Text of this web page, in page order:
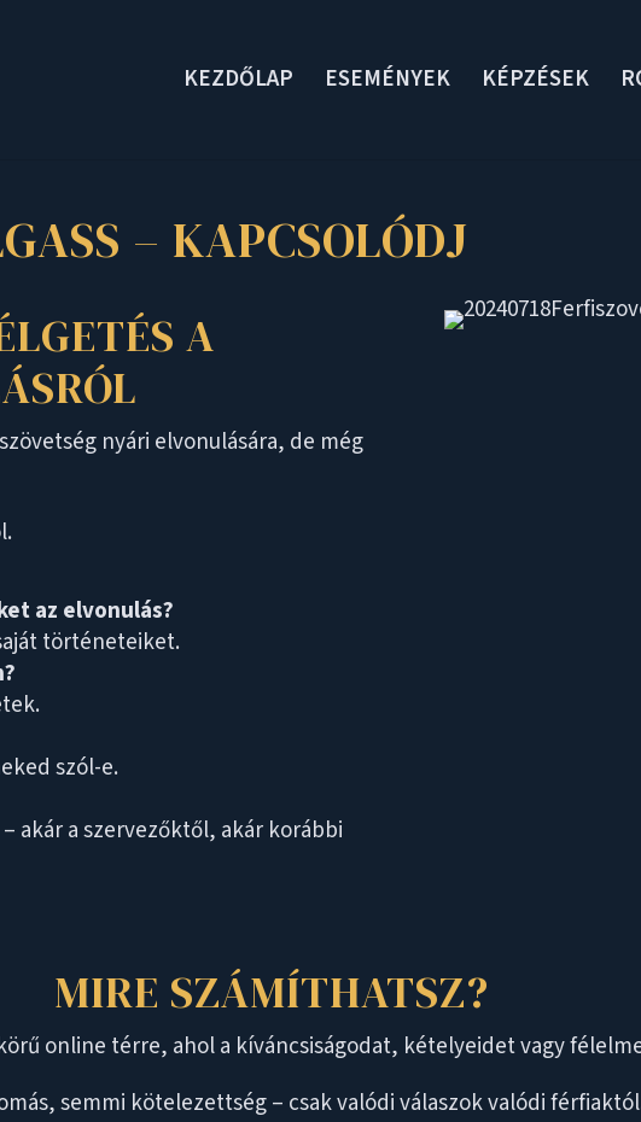
KEZDŐLAP ESEMÉNYEK KÉPZÉSEK
– KAPCSOLÓDJ
A
nyári elvonulására, de még
az elvonulás?
történeteiket.
szól-e.
akár a szervezőktől, akár korábbi
MIRE SZÁMÍTHATSZ?
online térre, ahol a kíváncsiságodat, kételyeidet vagy
semmi kötelezettség – csak valódi válaszok valódi